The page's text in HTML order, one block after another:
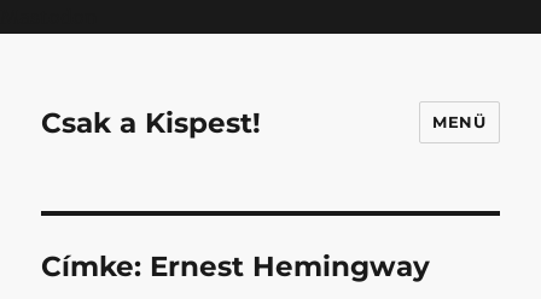
Csak a Kispest! MENÜ
Címke: Ernest Hemingway